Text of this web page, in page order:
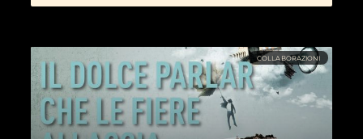
COLLABORAZIONI